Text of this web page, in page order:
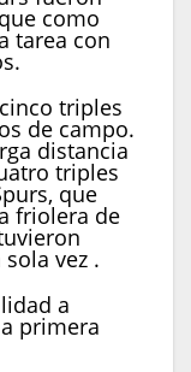
como
tarea con
triples
de campo.
distancia
triples
que
friolera de
vez .
a
primera